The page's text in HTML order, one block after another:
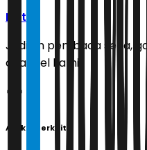
Ikuti
Jadilah pembaca setia,
channel kami!
Artikel Terkait